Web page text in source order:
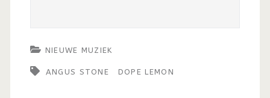
NIEUWE MUZIEK
ANGUS STONE DOPE LEMON